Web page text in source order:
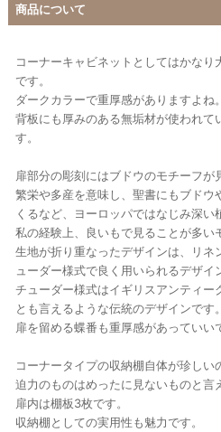
商品について
コーナーキャビネットとしてはかな
です。
ダークカラーで重厚感がありますよね。
背板にも厚みのある無垢材が使われて
す。
扉部分の彫刻にはブドウのモチーフが
繁栄や多産を意味し、聖書にもブドウ
くるなど、ヨーロッパではなじみ深い
私の経験上、良いもで見ることが多い
生地が折り重なったデザインは、リネ
ューダー様式で良く用いられるデザイ
チューダー様式はイギリスアンティー
とも言えるような伝統のデザインです。
扉を留める蝶番も重厚感があっていい
コーナータイプの収納棚自体が珍しい
迫力のものはめったに見ないものと言
扉内は棚板3枚です。
収納棚としての実用性も魅力です。